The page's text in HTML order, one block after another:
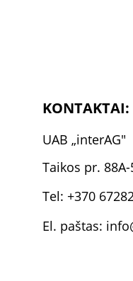
KONTAKTAI:
UAB „interAG"
Taikos pr.
Tel: +370
El. paštas: